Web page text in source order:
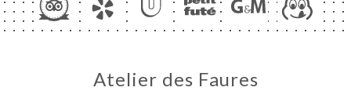
Atelier des Faures